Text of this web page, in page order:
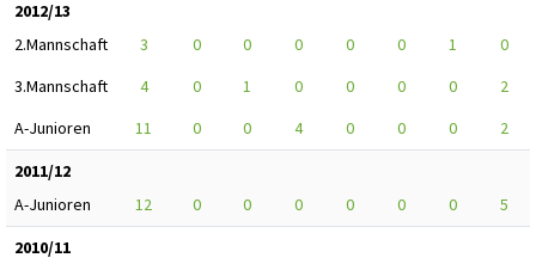
2012/13
2.Mannschaft
3 0 0 0 0 0 1
0
3.Mannschaft
4 0 1 0 0 0 0
2
A-Junioren
11 0 0 4 0 0 0
2
2011/12
A-Junioren
12 0 0 0 0 0 0
5
2010/11